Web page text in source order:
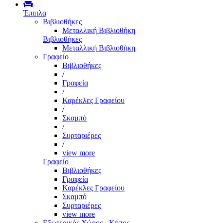
Έπιπλα
Βιβλιοθήκες
Μεταλλική Βιβλιοθήκη
Βιβλιοθήκες
Μεταλλική Βιβλιοθήκη
Γραφείο
Βιβλιοθήκες
/
Γραφεία
/
Καρέκλες Γραφείου
/
Σκαμπό
/
Συρταριέρες
/
view more
Γραφείο
Βιβλιοθήκες
Γραφεία
Καρέκλες Γραφείου
Σκαμπό
Συρταριέρες
view more